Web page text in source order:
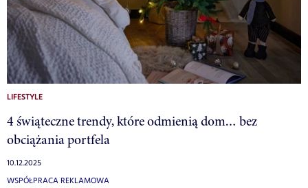
LIFESTYLE
4 świąteczne trendy, które odmienią dom… bez
obciążania portfela
10.12.2025
WSPÓŁPRACA REKLAMOWA